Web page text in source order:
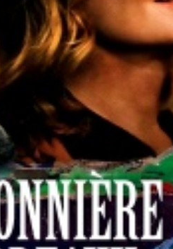
sélection de films en
en replay pour tous
et diversifiée :
nos bouquets premium, venez
?
sans inscription
gratuites incluant les
tablette ou ordinateur.